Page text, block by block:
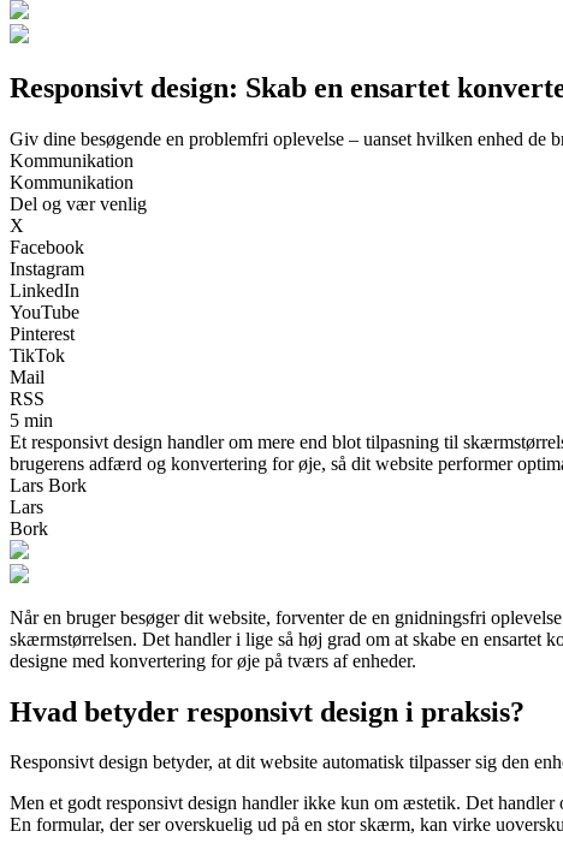
Responsivt design: Skab en ensartet
Giv dine besøgende en problemfri oplevelse – uanset hvilken enhed de
Kommunikation
Kommunikation
Del og vær venlig
X
Facebook
Instagram
LinkedIn
YouTube
Pinterest
TikTok
Mail
RSS
5 min
Et responsivt design handler om mere end blot tilpasning til
brugerens adfærd og konvertering for øje, så dit website performer
Lars Bork
Lars
Bork
Når en bruger besøger dit website, forventer de en gnidningsfri
skærmstørrelsen. Det handler i lige så høj grad om at skabe en
designe med konvertering for øje på tværs af enheder.
Hvad betyder responsivt design i praksis?
Responsivt design betyder, at dit website automatisk tilpasser sig den
Men et godt responsivt design handler ikke kun om æstetik. Det
En formular, der ser overskuelig ud på en stor skærm, kan virke